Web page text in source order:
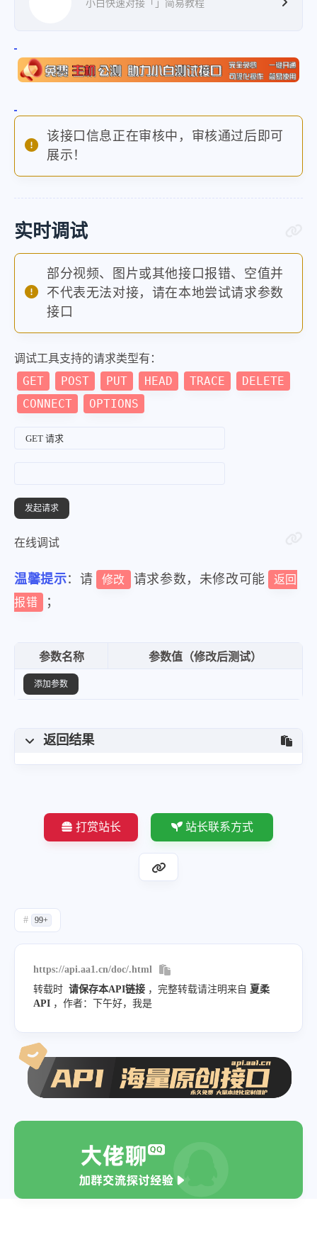
小白快速对接「」简易教程
该接口信息正在审核中，审核通过后即可
展示！
实时调试
部分视频、图片或其他接口报错、空值并
不代表无法对接，请在本地尝试请求参数
接口
调试工具支持的请求类型有：
GET POST PUT HEAD TRACE
DELETE
CONNECT
OPTIONS
在线调试
温馨提示：请 修改 请求参数，未修改可能
返回
报错
；
参数名称 参数值（修改后测试）
添加参数
返回结果
打赏站长 站长联系方式
# 99+
https://api.aa1.cn/doc/.html
转载时 请保存本API链接 ，完整转载请注明来自 夏柔
API ，作者：下午好，我是